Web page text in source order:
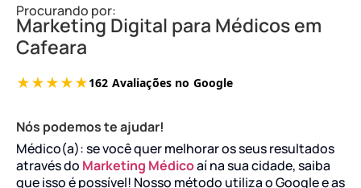
Procurando por:
Marketing Digital para Médicos em
Cafeara
Nós podemos te ajudar!
Médico(a): se você quer melhorar os seus resultados
através do Marketing Médicoaí na sua cidade, saiba
que isso é possível! Nosso método utiliza o Google e as